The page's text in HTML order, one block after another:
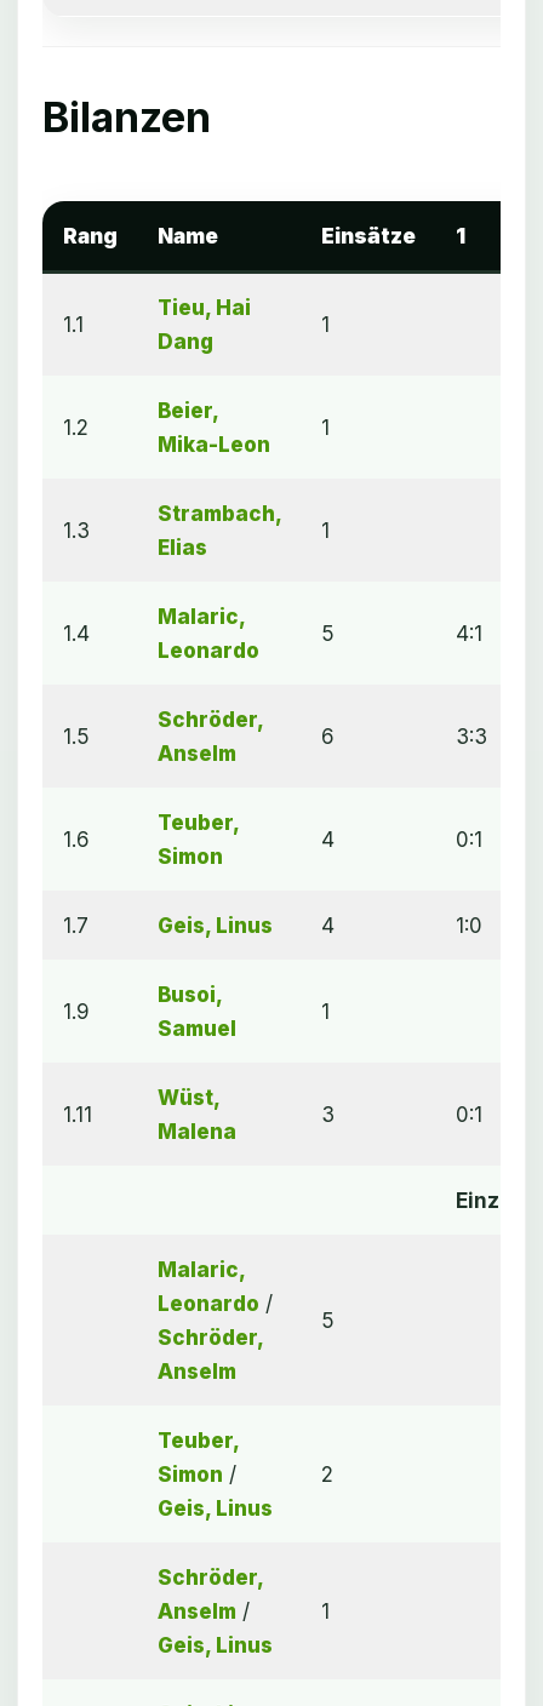
Bilanzen
Rang Name Einsätze 1
1.1
Tieu, Hai
Dang
1
1.2
Beier,
Mika-Leon
1
1.3
Strambach,
Elias
1
1.4
Malaric,
Leonardo
5 4:1
1.5
Schröder,
Anselm
6 3:3
1.6
Teuber,
Simon
4 0:1
1.7 Geis, Linus 4 1:0
1.9
Busoi,
Samuel
1
1.11
Wüst,
Malena
3 0:1
Einzel
Malaric,
Leonardo /
Schröder,
Anselm
5
Teuber,
Simon /
Geis, Linus
2
Schröder,
Anselm /
Geis, Linus
1